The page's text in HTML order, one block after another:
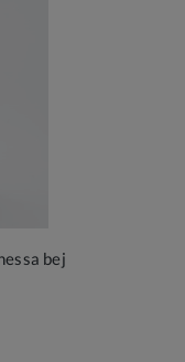
bej